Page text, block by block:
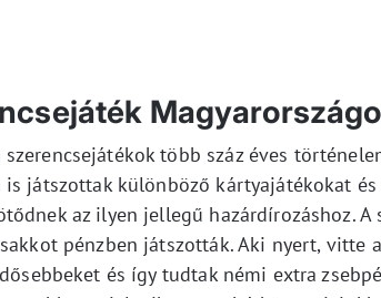
szerencsejátékok több száz éves
is játszottak különböző kártyajátékokat
az ilyen jellegű hazárdírozáshoz.
pénzben játszották. Aki nyert, vitte
és így tudtak némi extra